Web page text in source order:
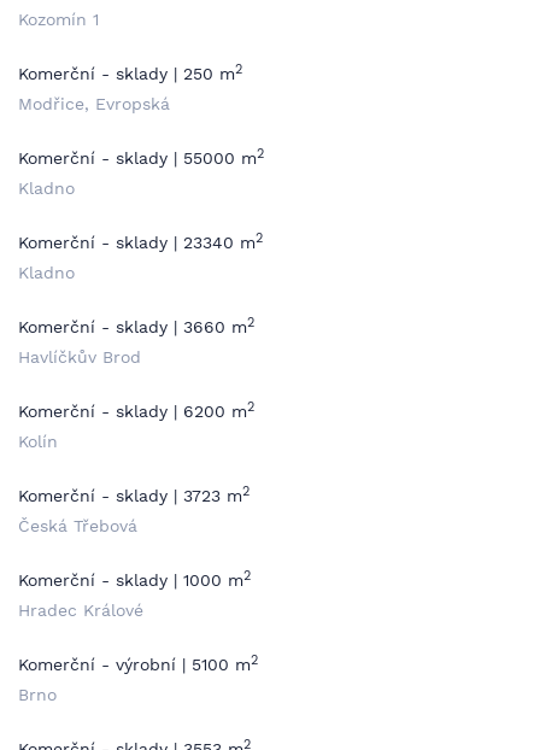
Kozomín 1
Komerční - sklady | 250 m2
Modřice, Evropská
Komerční - sklady | 55000 m2
Kladno
Komerční - sklady | 23340 m2
Kladno
Komerční - sklady | 3660 m2
Havlíčkův Brod
Komerční - sklady | 6200 m2
Kolín
Komerční - sklady | 3723 m2
Česká Třebová
Komerční - sklady | 1000 m2
Hradec Králové
Komerční - výrobní | 5100 m2
Brno
2